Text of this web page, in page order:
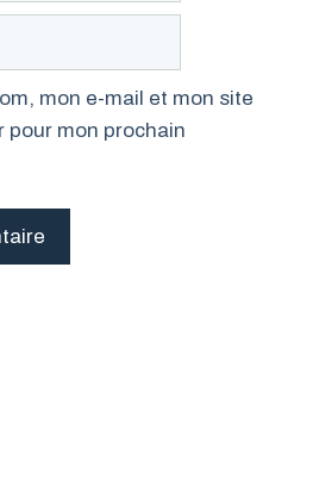
mon e-mail et mon site
pour mon prochain